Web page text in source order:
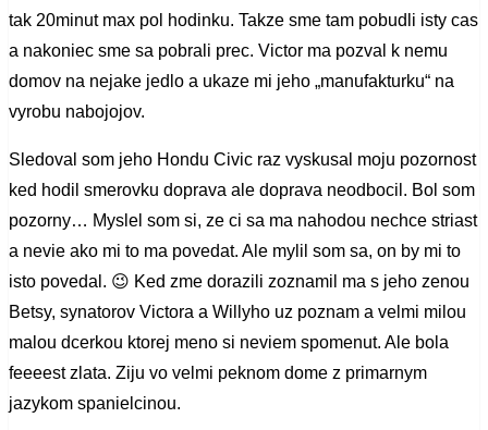
tak 20minut max pol hodinku. Takze sme tam pobudli isty cas
a nakoniec sme sa pobrali prec. Victor ma pozval k nemu
domov na nejake jedlo a ukaze mi jeho „manufakturku“ na
vyrobu nabojojov.
Sledoval som jeho Hondu Civic raz vyskusal moju pozornost
ked hodil smerovku doprava ale doprava neodbocil. Bol som
pozorny… Myslel som si, ze ci sa ma nahodou nechce striast
a nevie ako mi to ma povedat. Ale mylil som sa, on by mi to
isto povedal. 😉 Ked zme dorazili zoznamil ma s jeho zenou
Betsy, synatorov Victora a Willyho uz poznam a velmi milou
malou dcerkou ktorej meno si neviem spomenut. Ale bola
feeeest zlata. Ziju vo velmi peknom dome z primarnym
jazykom spanielcinou.